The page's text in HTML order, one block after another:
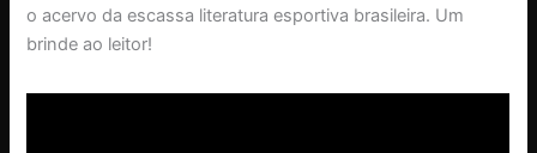
o acervo da escassa literatura esportiva brasileira. Um
brinde ao leitor!